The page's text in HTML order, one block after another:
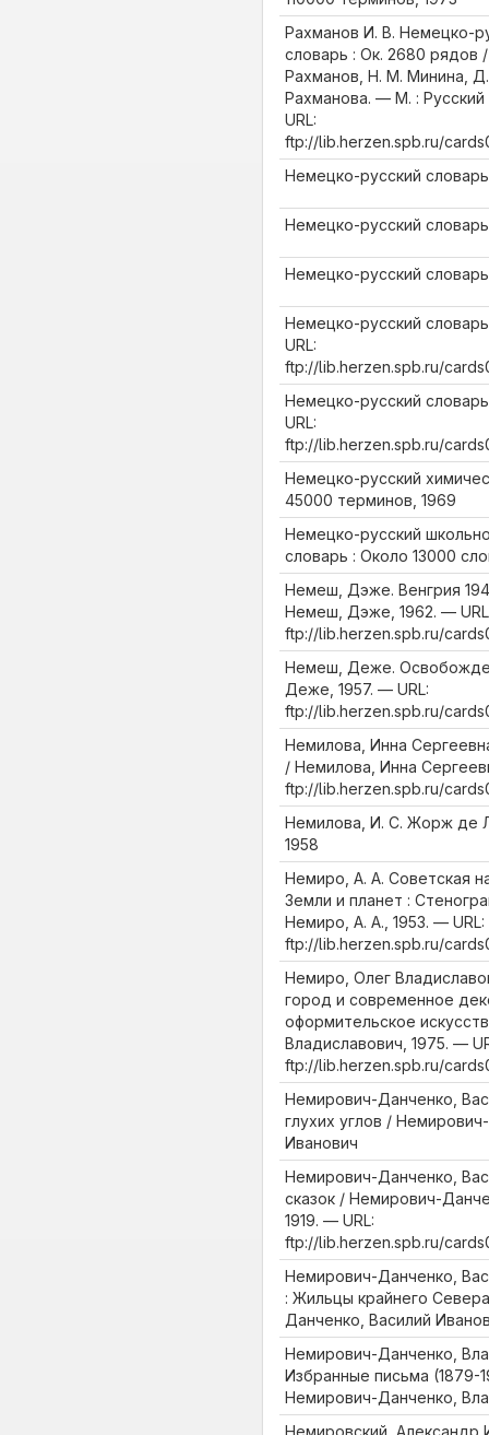
Рахманов И. В. Немецко-
словарь : Ок. 2680 рядов
Рахманов, Н. М. Минина,
Рахманова. — М. :
URL:
ftp://lib.herzen.spb.ru/
Немецко-русский
Немецко-русский
Немецко-русский
Немецко-русский
URL:
ftp://lib.herzen.spb.ru/
Немецко-русский
URL:
ftp://lib.herzen.spb.ru/
Немецко-русский
45000 терминов, 1969
Немецко-русский
словарь : Около 13000
Немеш, Дэже. Венгрия
Немеш, Дэже, 1962. —
ftp://lib.herzen.spb.ru/
Немеш, Деже.
Деже, 1957. — URL:
ftp://lib.herzen.spb.ru/
Немилова, Инна
/ Немилова, Инна
ftp://lib.herzen.spb.ru/
Немилова, И. С. Жорж де
1958
Немиро, А. А. Советская
Земли и планет :
Немиро, А. А., 1953. — URL:
ftp://lib.herzen.spb.ru/
Немиро, Олег
город и современное
оформительское
Владиславович, 1975. —
ftp://lib.herzen.spb.ru/
Немирович-Данченко,
глухих углов /
Иванович
Немирович-Данченко,
сказок / Немирович-
1919. — URL:
ftp://lib.herzen.spb.ru/
Немирович-Данченко,
: Жильцы крайнего
Данченко, Василий
Немирович-Данченко,
Избранные письма (1879-
Немирович-Данченко,
Немировский, Александр